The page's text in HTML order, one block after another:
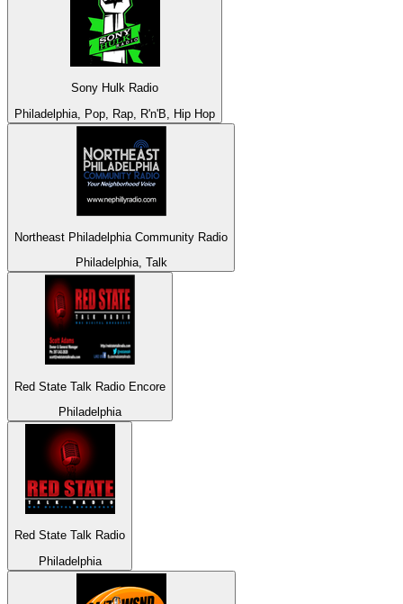
Sony Hulk Radio
Philadelphia, Pop, Rap, R'n'B, Hip Hop
Northeast Philadelphia Community Radio
Philadelphia, Talk
Red State Talk Radio Encore
Philadelphia
Red State Talk Radio
Philadelphia